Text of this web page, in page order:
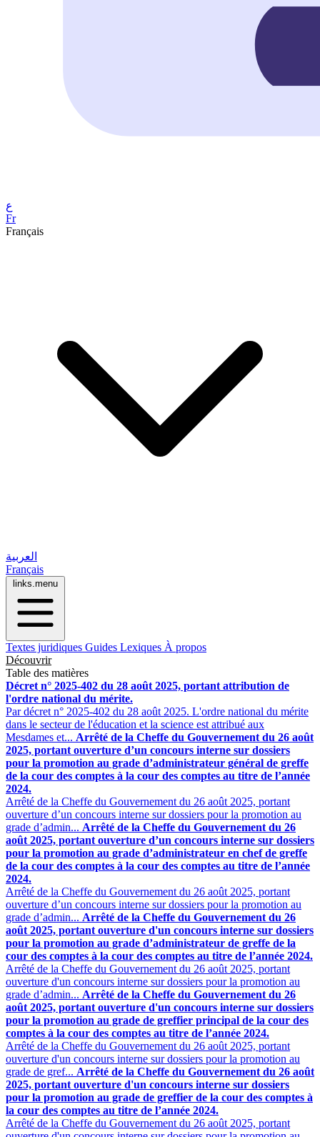
ع
Fr
Français
العربية
Français
links.menu
Textes juridiques Guides Lexiques À propos
Découvrir
Table des matières
Décret n° 2025-402 du 28 août 2025, portant attribution de
l'ordre national du mérite.
Par décret n° 2025-402 du 28 août 2025. L'ordre national du mérite
dans le secteur de l'éducation et la science est attribué aux
Mesdames et... Arrêté de la Cheffe du Gouvernement du 26 août
2025, portant ouverture d’un concours interne sur dossiers
pour la promotion au grade d’administrateur général de greffe
de la cour des comptes à la cour des comptes au titre de l’année
2024.
Arrêté de la Cheffe du Gouvernement du 26 août 2025, portant
ouverture d’un concours interne sur dossiers pour la promotion au
grade d’admin... Arrêté de la Cheffe du Gouvernement du 26
août 2025, portant ouverture d’un concours interne sur dossiers
pour la promotion au grade d’administrateur en chef de greffe
de la cour des comptes à la cour des comptes au titre de l’année
2024.
Arrêté de la Cheffe du Gouvernement du 26 août 2025, portant
ouverture d’un concours interne sur dossiers pour la promotion au
grade d’admin... Arrêté de la Cheffe du Gouvernement du 26
août 2025, portant ouverture d'un concours interne sur dossiers
pour la promotion au grade d’administrateur de greffe de la
cour des comptes à la cour des comptes au titre de l’année 2024.
Arrêté de la Cheffe du Gouvernement du 26 août 2025, portant
ouverture d'un concours interne sur dossiers pour la promotion au
grade d’admin... Arrêté de la Cheffe du Gouvernement du 26
août 2025, portant ouverture d'un concours interne sur dossiers
pour la promotion au grade de greffier principal de la cour des
comptes à la cour des comptes au titre de l’année 2024.
Arrêté de la Cheffe du Gouvernement du 26 août 2025, portant
ouverture d'un concours interne sur dossiers pour la promotion au
grade de gref... Arrêté de la Cheffe du Gouvernement du 26 août
2025, portant ouverture d'un concours interne sur dossiers
pour la promotion au grade de greffier de la cour des comptes à
la cour des comptes au titre de l’année 2024.
Arrêté de la Cheffe du Gouvernement du 26 août 2025, portant